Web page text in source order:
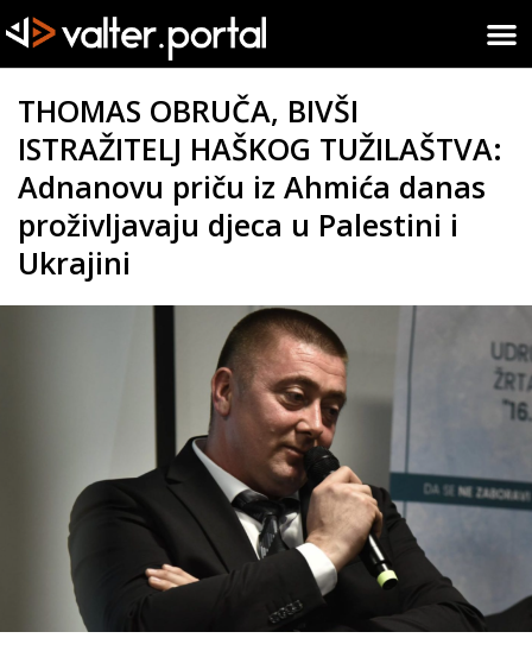
THOMAS OBRUČA, BIVŠI
ISTRAŽITELJ HAŠKOG TUŽILAŠTVA:
Adnanovu priču iz Ahmića danas
proživljavaju djeca u Palestini i
Ukrajini